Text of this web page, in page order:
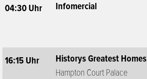
04:30 Uhr Infomercial
16:15 Uhr
Historys Greatest Homes
Hampton Court Palace